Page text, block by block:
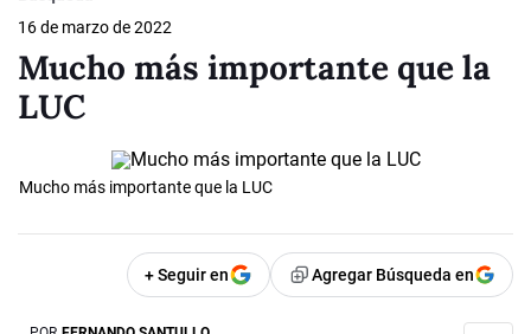
16 de marzo de 2022
Mucho más importante que la
LUC
Mucho más importante que la LUC
+ Seguir en Agregar Búsqueda en